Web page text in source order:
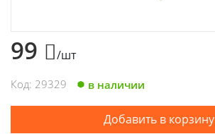
99 /шт
Код: 29329 в наличии
Добавить в корзину